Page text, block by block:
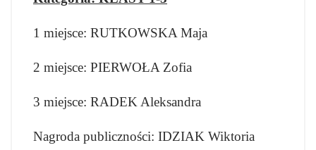
1 miejsce: RUTKOWSKA Maja
2 miejsce: PIERWOŁA Zofia
3 miejsce: RADEK Aleksandra
Nagroda publiczności: IDZIAK Wiktoria